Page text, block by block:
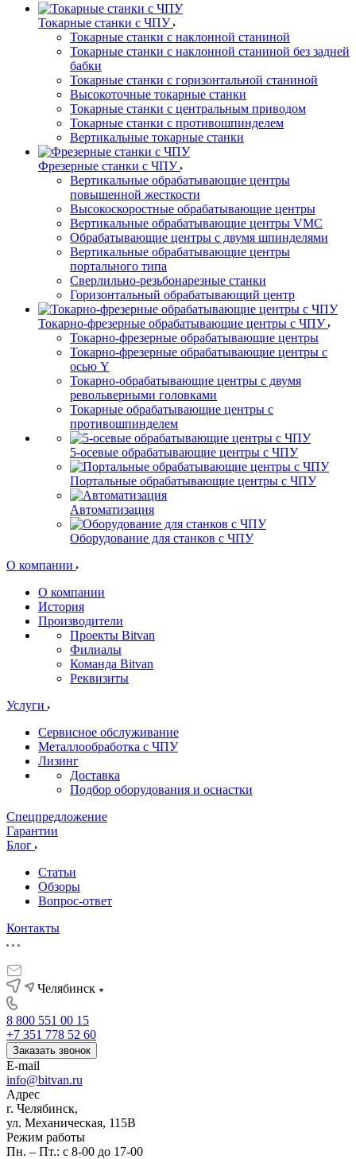
Токарные станки с ЧПУ
Токарные станки с наклонной станиной
Токарные станки с наклонной станиной без задней
бабки
Токарные станки с горизонтальной станиной
Высокоточные токарные станки
Токарные станки с центральным приводом
Токарные станки с противошпинделем
Вертикальные токарные станки
Фрезерные станки с ЧПУ
Вертикальные обрабатывающие центры
повышенной жесткости
Высокоскоростные обрабатывающие центры
Вертикальные обрабатывающие центры VMC
Обрабатывающие центры с двумя шпинделями
Вертикальные обрабатывающие центры
портального типа
Сверлильно-резьбонарезные станки
Горизонтальный обрабатывающий центр
Токарно-фрезерные обрабатывающие центры с ЧПУ
Токарно-фрезерные обрабатывающие центры
Токарно-фрезерные обрабатывающие центры с
осью Y
Токарно-обрабатывающие центры c двумя
револьверными головками
Токарные обрабатывающие центры с
противошпинделем
5-осевые обрабатывающие центры с ЧПУ
Портальные обрабатывающие центры с ЧПУ
Автоматизация
Оборудование для станков с ЧПУ
О компании
О компании
История
Производители
Проекты Bitvan
Филиалы
Команда Bitvan
Реквизиты
Услуги
Сервисное обслуживание
Металлообработка с ЧПУ
Лизинг
Доставка
Подбор оборудования и оснастки
Спецпредложение
Гарантии
Блог
Статьи
Обзоры
Вопрос-ответ
Контакты
Челябинск
8 800 551 00 15
+7 351 778 52 60
Заказать звонок
E-mail
info@bitvan.ru
Адрес
г. Челябинск,
ул. Механическая, 115В
Режим работы
Пн. – Пт.: с 8-00 до 17-00